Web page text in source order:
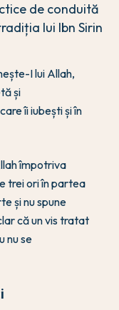
de conduită
lui Ibn Sirin
I lui Allah,
și
îi iubești și în
împotriva
trei ori în partea
și nu spune
că un vis tratat
nu se